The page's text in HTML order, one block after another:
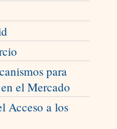
para
el Mercado
Acceso a los